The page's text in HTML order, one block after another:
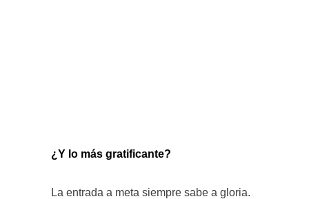
¿Y lo más gratificante?
La entrada a meta siempre sabe a gloria.